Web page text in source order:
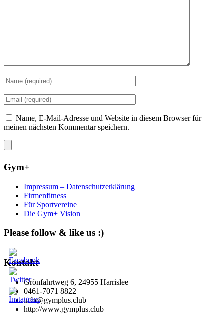
Name, E-Mail-Adresse und Website in diesem Browser für
meinen nächsten Kommentar speichern.
Gym+
Impressum – Datenschutzerklärung
Firmenfitness
Für Sportvereine
Die Gym+ Vision
Please follow & like us :)
Kontakt
Grönfahrtweg 6, 24955 Harrislee
0461-7071 8822
info@gymplus.club
http://www.gymplus.club